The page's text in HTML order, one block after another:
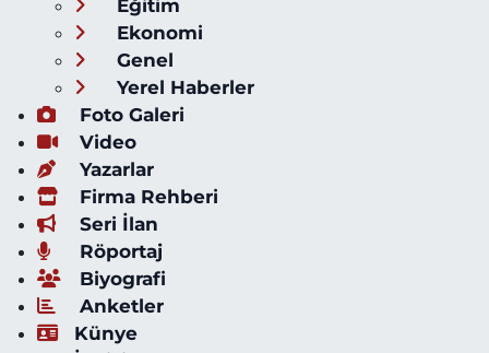
Eğitim
Ekonomi
Genel
Yerel Haberler
Foto Galeri
Video
Yazarlar
Firma Rehberi
Seri İlan
Röportaj
Biyografi
Anketler
Künye